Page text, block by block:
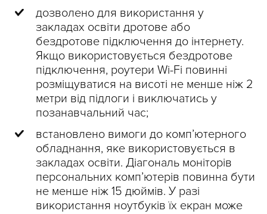
дозволено для використання у
закладах освіти дротове або
бездротове підключення до інтернету.
Якщо використовується бездротове
підключення, роутери Wi-Fi повинні
розміщуватися на висоті не менше ніж 2
метри від підлоги і виключатись у
позанавчальний час;
встановлено вимоги до комп’ютерного
обладнання, яке використовується в
закладах освіти. Діагональ моніторів
персональних комп’ютерів повинна бути
не менше ніж 15 дюймів. У разі
використання ноутбуків їх екран може